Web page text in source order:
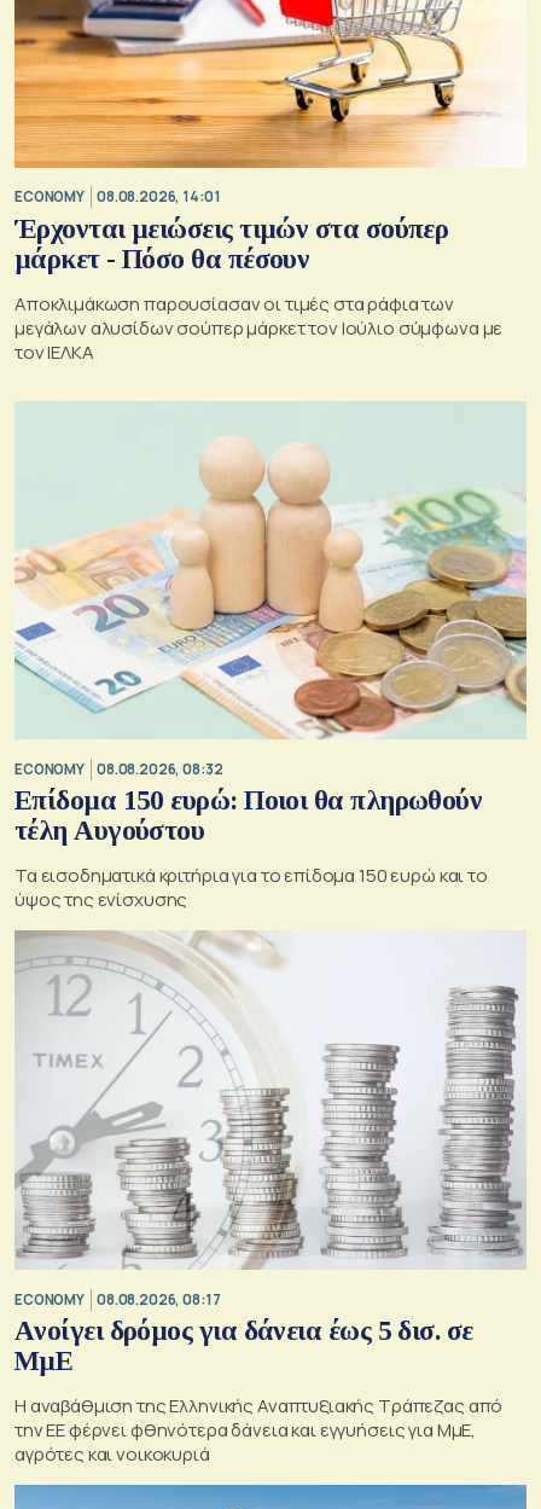
ECONOMY 08.08.2026, 14:01
Έρχονται μειώσεις τιμών στα σούπερ
μάρκετ - Πόσο θα πέσουν
Αποκλιμάκωση παρουσίασαν οι τιμές στα ράφια των
μεγάλων αλυσίδων σούπερ μάρκετ τον Ιούλιο σύμφωνα με
τον ΙΕΛΚΑ
ECONOMY 08.08.2026, 08:32
Επίδομα 150 ευρώ: Ποιοι θα πληρωθούν
τέλη Αυγούστου
Τα εισοδηματικά κριτήρια για το επίδομα 150 ευρώ και το
ύψος της ενίσχυσης
ECONOMY 08.08.2026, 08:17
Aνοίγει δρόμος για δάνεια έως 5 δισ. σε
ΜμΕ
Η αναβάθμιση της Ελληνικής Αναπτυξιακής Τράπεζας από
την ΕΕ φέρνει φθηνότερα δάνεια και εγγυήσεις για ΜμΕ,
αγρότες και νοικοκυριά